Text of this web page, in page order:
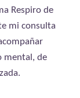
Respiro de
mi consulta
mental, de